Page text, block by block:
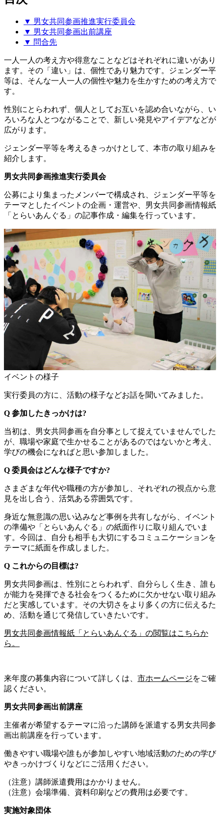
▼ 男女共同参画推進実行委員会
▼ 男女共同参画出前講座
▼ 問合先
一人一人の考え方や得意なことなどはそれぞれに違いがあり
ます。その「違い」は、個性であり魅力です。ジェンダー平
等は、そんな一人一人の個性や魅力を生かすための考え方で
す。
性別にとらわれず、個人としてお互いを認め合いながら、い
ろいろな人とつながることで、新しい発見やアイデアなどが
広がります。
ジェンダー平等を考えるきっかけとして、本市の取り組みを
紹介します。
男女共同参画推進実行委員会
公募により集まったメンバーで構成され、ジェンダー平等を
テーマとしたイベントの企画・運営や、男女共同参画情報紙
「とらいあんぐる」の記事作成・編集を行っています。
イベントの様子
実行委員の方に、活動の様子などお話を聞いてみました。
Q 参加したきっかけは?
当初は、男女共同参画を自分事として捉えていませんでした
が、職場や家庭で生かせることがあるのではないかと考え、
学びの機会になればと思い参加しました。
Q 委員会はどんな様子ですか?
さまざまな年代や職種の方が参加し、それぞれの視点から意
見を出し合う、活気ある雰囲気です。
身近な無意識の思い込みなど事例を共有しながら、イベント
の準備や「とらいあんぐる」の紙面作りに取り組んでいま
す。今回は、自分も相手も大切にするコミュニケーションを
テーマに紙面を作成しました。
Q これからの目標は?
男女共同参画は、性別にとらわれず、自分らしく生き、誰も
が能力を発揮できる社会をつくるために欠かせない取り組み
だと実感しています。その大切さをより多くの方に伝えるた
め、活動を通じて発信していきたいです。
男女共同参画情報紙「とらいあんぐる」の閲覧はこちらか
ら。
来年度の募集内容について詳しくは、 市ホームページをご確
認ください。
男女共同参画出前講座
主催者が希望するテーマに沿った講師を派遣する男女共同参
画出前講座を行っています。
働きやすい職場や誰もが参加しやすい地域活動のための学び
やきっかけづくりなどにご活用ください。
（注意）講師派遣費用はかかりません。
（注意）会場準備、資料印刷などの費用は必要です。
実施対象団体